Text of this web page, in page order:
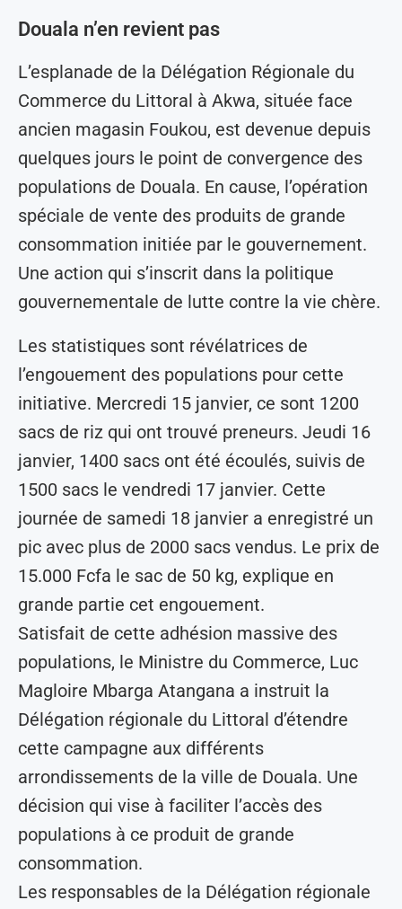
Douala n’en revient pas
L’esplanade de la Délégation Régionale du
Commerce du Littoral à Akwa, située face
ancien magasin Foukou, est devenue depuis
quelques jours le point de convergence des
populations de Douala. En cause, l’opération
spéciale de vente des produits de grande
consommation initiée par le gouvernement.
Une action qui s’inscrit dans la politique
gouvernementale de lutte contre la vie chère.
Les statistiques sont révélatrices de
l’engouement des populations pour cette
initiative. Mercredi 15 janvier, ce sont 1200
sacs de riz qui ont trouvé preneurs. Jeudi 16
janvier, 1400 sacs ont été écoulés, suivis de
1500 sacs le vendredi 17 janvier. Cette
journée de samedi 18 janvier a enregistré un
pic avec plus de 2000 sacs vendus. Le prix de
15.000 Fcfa le sac de 50 kg, explique en
grande partie cet engouement.
Satisfait de cette adhésion massive des
populations, le Ministre du Commerce, Luc
Magloire Mbarga Atangana a instruit la
Délégation régionale du Littoral d’étendre
cette campagne aux différents
arrondissements de la ville de Douala. Une
décision qui vise à faciliter l’accès des
populations à ce produit de grande
consommation.
Les responsables de la Délégation régionale